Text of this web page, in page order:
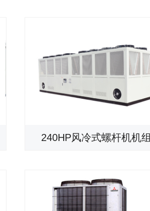
240HP风冷式螺杆机机组